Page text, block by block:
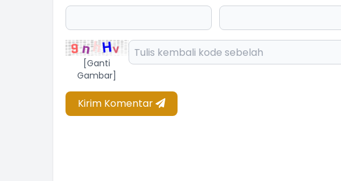
[Ganti
Gambar]
Kirim Komentar